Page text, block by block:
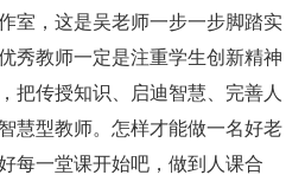
室，这是吴老师一步一步脚踏实
秀教师一定是注重学生创新精神
把传授知识、启迪智慧、完善人
慧型教师。怎样才能做一名好老
每一堂课开始吧，做到人课合